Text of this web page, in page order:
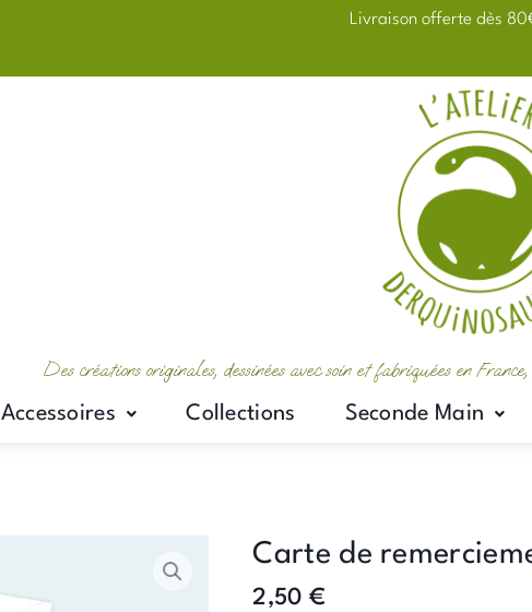
Livraison offerte dès
Des créations originales, dessinées avec soin et fabriquées en
Accessoires Collections Seconde Main
Carte de
2,50 €